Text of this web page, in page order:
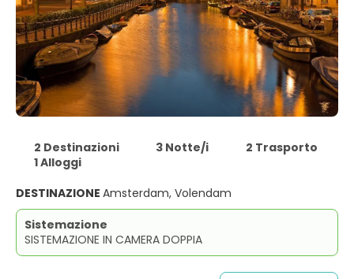
2 Destinazioni 3 Notte/i
2 Trasporto
1 Alloggi
DESTINAZIONE Amsterdam, Volendam
Sistemazione
SISTEMAZIONE IN CAMERA DOPPIA